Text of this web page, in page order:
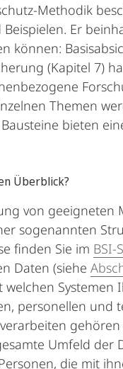
Methodik
Er
können:
(Kapitel 7)
Themen
bieten
Überblick?
von
sogenannten
finden Sie im BSI-
Daten (siehe
personellen und
Umfeld der
die mit